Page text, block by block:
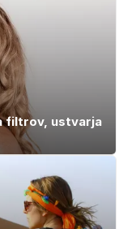
filtrov, ustvarja